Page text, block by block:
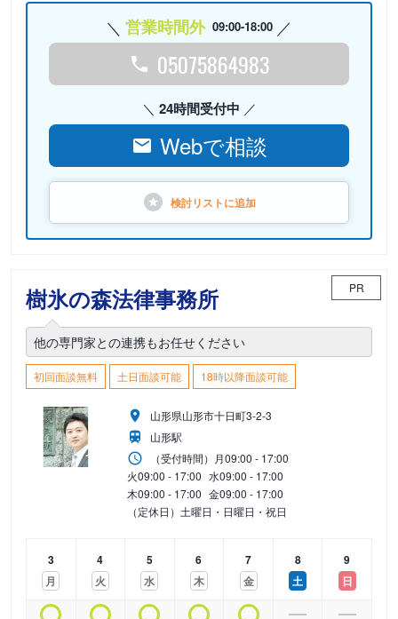
営業時間外 09:00-18:00
05075864983
24時間受付中
Webで相談
検討リストに追加
樹氷の森法律事務所 PR
他の専門家との連携もお任せください
初回面談無料 土日面談可能 18時以降面談可能
山形県山形市十日町3-2-3
山形駅
（受付時間） 月09:00 - 17:00
火09:00 - 17:00 水09:00 - 17:00
木09:00 - 17:00 金09:00 - 17:00
（定休日）土曜日・日曜日・祝日
3
月
4
火
5
水
6
木
7
金
8
土
9
日